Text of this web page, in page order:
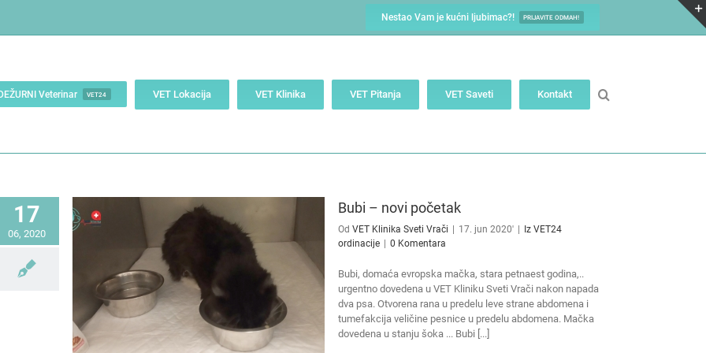
Nestao Vam je kućni ljubimac?! PRIJAVITE ODMAH!
Veterinar VET24 VET Lokacija VET Klinika VET Pitanja VET Saveti Kontakt
17
06, 2020
Bubi – novi početak
Od VET Klinika Sveti Vrači 17. jun 2020'
Iz VET24
ordinacije
0 Komentara
Bubi, domaća evropska mačka, stara petnaest godina,..
urgentno dovedena u VET Kliniku Sveti Vrači nakon napada
dva psa. Otvorena rana u predelu leve strane abdomena i
tumefakcija veličine pesnice u predelu abdomena. Mačka
dovedena u stanju šoka ... Bubi [...]